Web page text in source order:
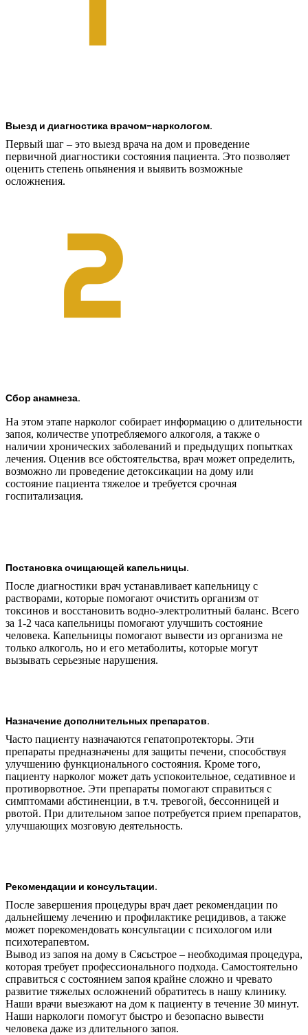
Выезд и диагностика врачом-наркологом.
Первый шаг – это выезд врача на дом и проведение
первичной диагностики состояния пациента. Это позволяет
оценить степень опьянения и выявить возможные
осложнения.
Сбор анамнеза.
На этом этапе нарколог собирает информацию о длительности
запоя, количестве употребляемого алкоголя, а также о
наличии хронических заболеваний и предыдущих попытках
лечения. Оценив все обстоятельства, врач может определить,
возможно ли проведение детоксикации на дому или
состояние пациента тяжелое и требуется срочная
госпитализация.
Постановка очищающей капельницы.
После диагностики врач устанавливает капельницу с
растворами, которые помогают очистить организм от
токсинов и восстановить водно-электролитный баланс. Всего
за 1-2 часа капельницы помогают улучшить состояние
человека. Капельницы помогают вывести из организма не
только алкоголь, но и его метаболиты, которые могут
вызывать серьезные нарушения.
Назначение дополнительных препаратов.
Часто пациенту назначаются гепатопротекторы. Эти
препараты предназначены для защиты печени, способствуя
улучшению функционального состояния. Кроме того,
пациенту нарколог может дать успокоительное, седативное и
противорвотное. Эти препараты помогают справиться с
симптомами абстиненции, в т.ч. тревогой, бессонницей и
рвотой. При длительном запое потребуется прием препаратов,
улучшающих мозговую деятельность.
Рекомендации и консультации.
После завершения процедуры врач дает рекомендации по
дальнейшему лечению и профилактике рецидивов, а также
может порекомендовать консультации с психологом или
психотерапевтом.
Вывод из запоя на дому в Сясьстрое – необходимая процедура,
которая требует профессионального подхода. Самостоятельно
справиться с состоянием запоя крайне сложно и чревато
развитие тяжелых осложнений обратитесь в нашу клинику.
Наши врачи выезжают на дом к пациенту в течение 30 минут.
Наши наркологи помогут быстро и безопасно вывести
человека даже из длительного запоя.